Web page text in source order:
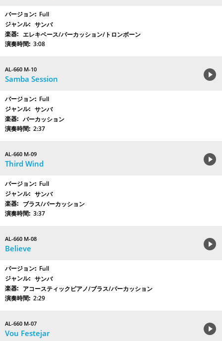
Full
サンバ
エレキベース/パーカッション/トロンボーン
3:08
AL-660 M-10
Samba Session
Full
サンバ
パーカッション
2:37
AL-660 M-09
Third Wind
Full
サンバ
ブラス/パーカッション
3:37
AL-660 M-08
Believe
Full
サンバ
アコースティックピアノ/ブラス/パーカッション
2:29
AL-660 M-07
Vou Festejar